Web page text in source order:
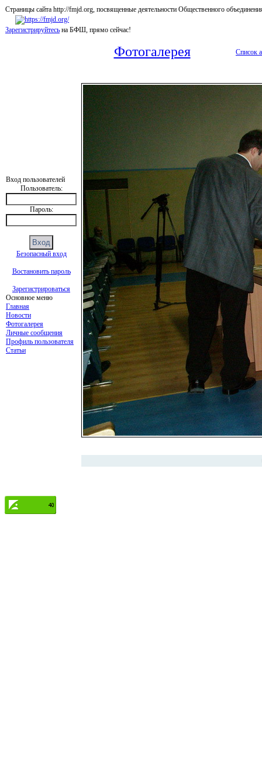
Страницы сайта http://fmjd.org, посвященные деятельности Общественного
Зарегистрируйтесь на БФШ, прямо сейчас!
Вход пользователей
Пользователь:
Пароль:
Безопасный вход
Востановить пароль
Зарегистрироваться
Основное меню
Главная
Новости
Фотогалерея
Личные сообщения
Профиль пользователя
Статьи
Фотогалерея Список